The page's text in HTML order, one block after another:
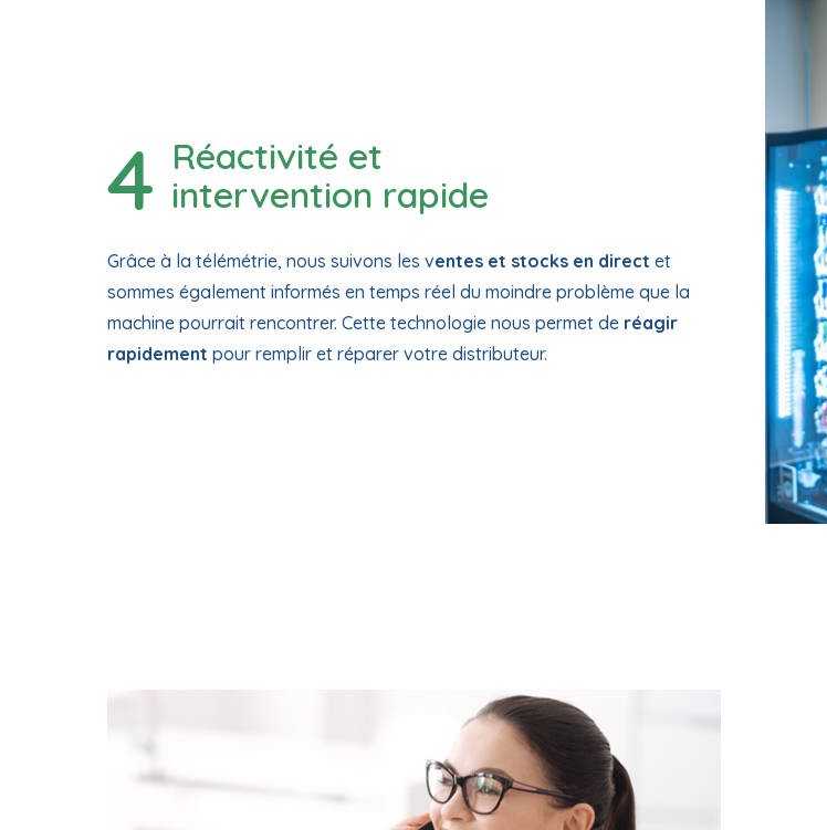
Réactivité et
intervention rapide
Grâce à la télémétrie, nous suivons les ventes et stocks en direct et
sommes également informés en temps réel du moindre problème que la
machine pourrait rencontrer. Cette technologie nous permet de réagir
rapidement pour remplir et réparer votre distributeur.